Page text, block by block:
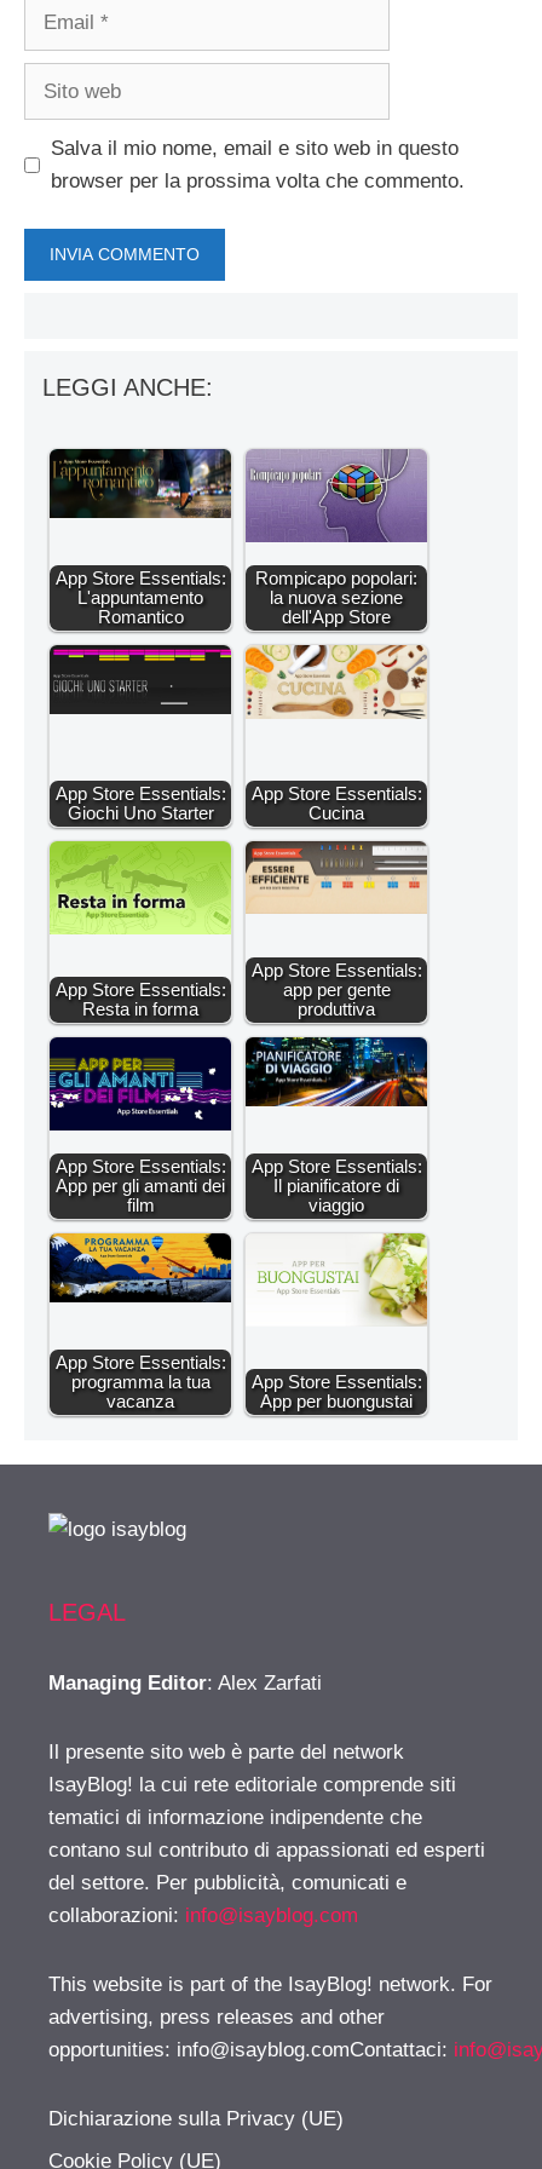
Email
Sito
Salva il mio nome, email e sito web in questo
browser per la prossima volta che commento.
LEGGI ANCHE:
App Store Essentials:
L'appuntamento
Romantico
Rompicapo popolari:
la nuova sezione
dell'App Store
App Store Essentials:
Giochi Uno Starter
App Store Essentials:
Cucina
App Store Essentials:
Resta in forma
App Store Essentials:
app per gente
produttiva
App Store Essentials:
App per gli amanti dei
film
App Store Essentials:
Il pianificatore di
viaggio
App Store Essentials:
programma la tua
vacanza
App Store Essentials:
App per buongustai
LEGAL
Managing Editor: Alex Zarfati
Il presente sito web è parte del network
IsayBlog! la cui rete editoriale comprende siti
tematici di informazione indipendente che
contano sul contributo di appassionati ed esperti
del settore. Per pubblicità, comunicati e
collaborazioni: info@isayblog.com
This website is part of the IsayBlog! network. For
advertising, press releases and other
opportunities: info@isayblog.comContattaci:
Dichiarazione sulla Privacy (UE)
Cookie Policy (UE)